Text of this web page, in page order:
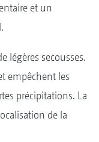
et un
légères secousses.
empêchent les
précipitations. La
de la